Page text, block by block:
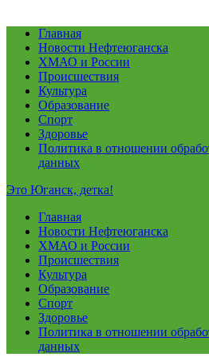
Главная
Новости Нефтеюганска
ХМАО и России
Происшествия
Культура
Образование
Спорт
Здоровье
Политика в отношении
данных
Это Юганск, детка!
Главная
Новости Нефтеюганска
ХМАО и России
Происшествия
Культура
Образование
Спорт
Здоровье
Политика в отношении
данных